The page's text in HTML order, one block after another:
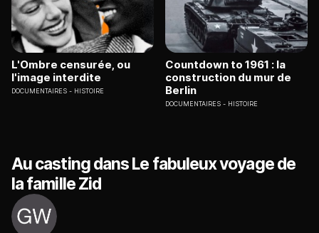
L'Ombre censurée, ou
l'image interdite
DOCUMENTAIRES HISTOIRE
Countdown to 1961 : la
construction du mur de
Berlin
DOCUMENTAIRES HISTOIRE
Au casting dans Le fabuleux voyage de
la famille Zid